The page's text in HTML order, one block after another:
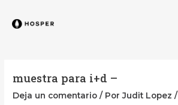
muestra para i+d –
Deja un comentario / PorJudit Lopez/